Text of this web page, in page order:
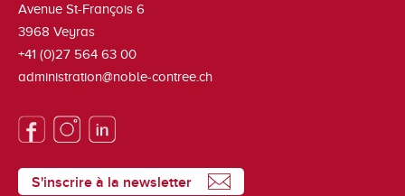
Avenue St-François 6
3968 Veyras
+41 (0)27 564 63 00
administration@noble-contree.ch
S'inscrire à la newsletter